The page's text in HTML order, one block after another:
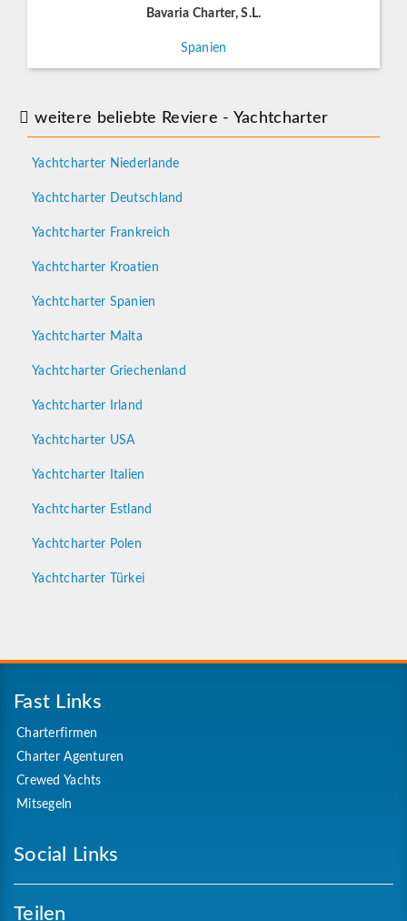
Bavaria Charter, S.L.
Spanien
weitere beliebte Reviere - Yachtcharter
Yachtcharter Niederlande
Yachtcharter Deutschland
Yachtcharter Frankreich
Yachtcharter Kroatien
Yachtcharter Spanien
Yachtcharter Malta
Yachtcharter Griechenland
Yachtcharter Irland
Yachtcharter USA
Yachtcharter Italien
Yachtcharter Estland
Yachtcharter Polen
Yachtcharter Türkei
Fast Links
Charterfirmen
Charter Agenturen
Crewed Yachts
Mitsegeln
Social Links
Teilen